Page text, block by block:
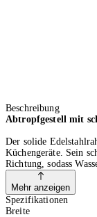
Beschreibung
Abtropfgestell mit
Der solide
Küchengeräte. Sein
Richtung, sodass
Geschirrkorb von
kann zur einfachen
Das Drahtgestell mit
Mehr anzeigen
Spezifikationen
Breite